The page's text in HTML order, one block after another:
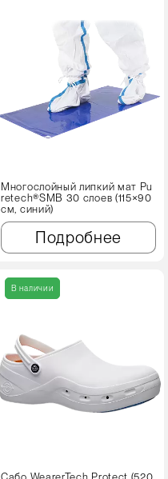
Многослойный липкий мат Pu
retech®SMB 30 слоев (115×90
см, синий)
Подробнее
В наличии